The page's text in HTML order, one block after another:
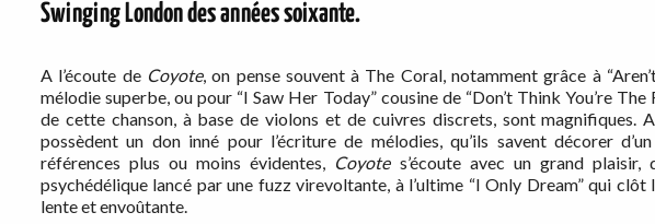
Swinging London des années soixante.
A l’écoute de Coyote, on pense souvent à The Coral, notamment grâce à
mélodie superbe, ou pour “I Saw Her Today” cousine de “Don’t Think You’re
de cette chanson, à base de violons et de cuivres discrets, sont magnifiques.
possèdent un don inné pour l’écriture de mélodies, qu’ils savent décorer
références plus ou moins évidentes, Coyotes’écoute avec un grand plaisir,
psychédélique lancé par une fuzz virevoltante, à l’ultime “I Only Dream” qui clôt
lente et envoûtante.